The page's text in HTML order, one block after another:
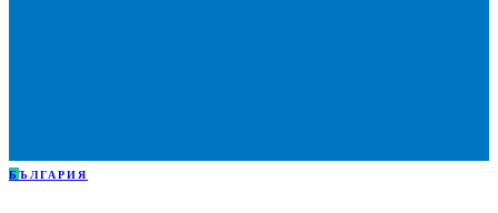
Б ЪЛГАРИЯ